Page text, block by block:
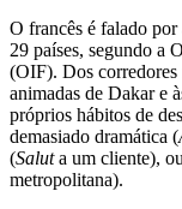
O francês é falado por
29 países, segundo a
(OIF). Dos corredores
animadas de Dakar e
próprios hábitos de
demasiado dramática (
(Saluta um cliente),
metropolitana).